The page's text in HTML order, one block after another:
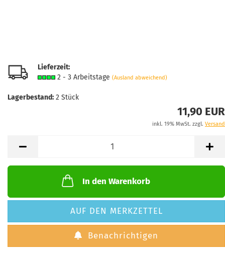
Lieferzeit:
2 - 3 Arbeitstage (Ausland abweichend)
Lagerbestand: 2 Stück
11,90 EUR
inkl. 19% MwSt. zzgl. Versand
In den Warenkorb
AUF DEN MERKZETTEL
Benachrichtigen